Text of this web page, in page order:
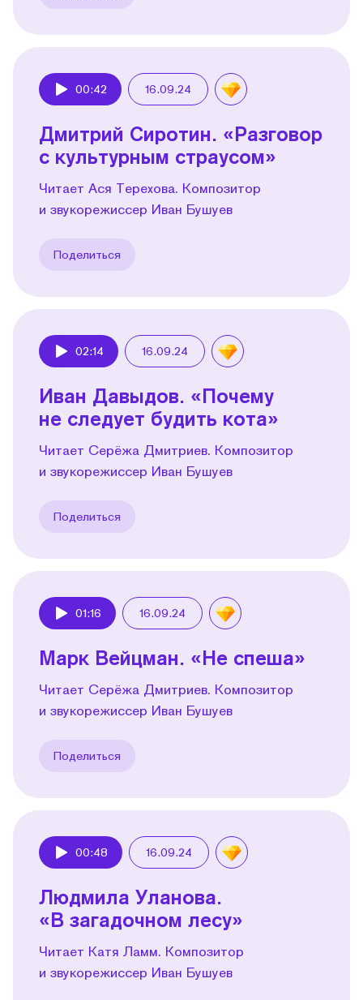
00:42 16.09.24
Дмитрий Сиротин. «Разговор
с культурным страусом»
Читает Ася Терехова. Композитор
и звукорежиссер Иван Бушуев
Поделиться
02:14 16.09.24
Иван Давыдов. «Почему
не следует будить кота»
Читает Серёжа Дмитриев. Композитор
и звукорежиссер Иван Бушуев
Поделиться
01:16 16.09.24
Марк Вейцман. «Не спеша»
Читает Серёжа Дмитриев. Композитор
и звукорежиссер Иван Бушуев
Поделиться
00:48 16.09.24
Людмила Уланова.
«В загадочном лесу»
Читает Катя Ламм. Композитор
и звукорежиссер Иван Бушуев